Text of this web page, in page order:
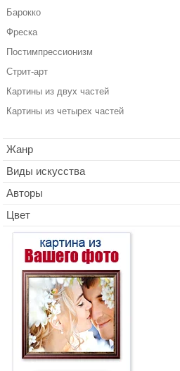
Барокко
Фреска
Постимпрессионизм
Стрит-арт
Картины из двух частей
Картины из четырех частей
Жанр
Виды искусства
Авторы
Цвет